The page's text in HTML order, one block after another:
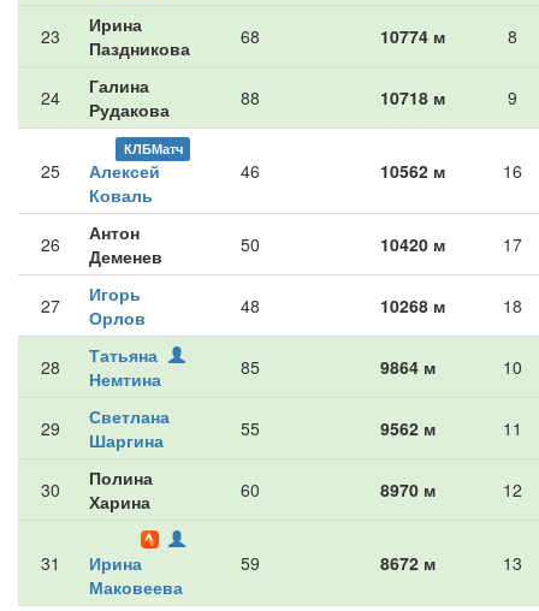
23
Ирина
Паздникова
68 10774 м 8
24
Галина
Рудакова
88 10718 м 9
25
КЛБМатч
Алексей
Коваль
46 10562 м 16
26
Антон
Деменев
50 10420 м 17
27
Игорь
Орлов
48 10268 м 18
28
Татьяна
Немтина
85 9864 м 10
29
Светлана
Шаргина
55 9562 м 11
30
Полина
Харина
60 8970 м 12
31
Ирина
Маковеева
59 8672 м 13